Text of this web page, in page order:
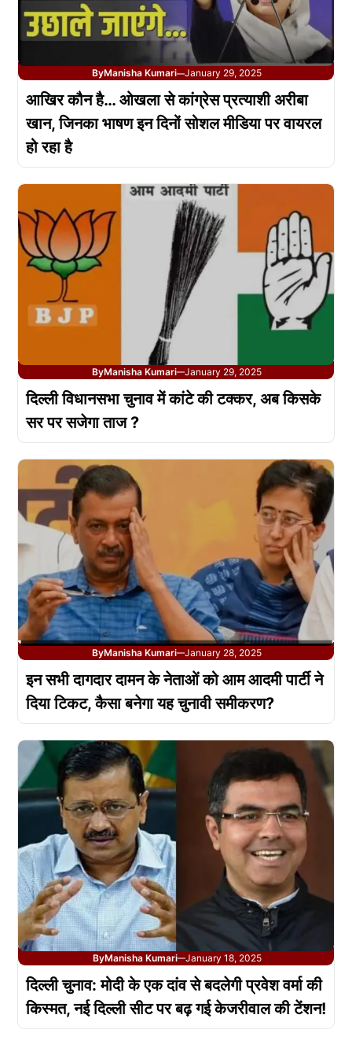
ByManisha Kumari—January 29, 2025
आखिर कौन है… ओखला से कांग्रेस प्रत्याशी अरीबा
खान, जिनका भाषण इन दिनों सोशल मीडिया पर वायरल
हो रहा है
ByManisha Kumari—January 29, 2025
दिल्ली विधानसभा चुनाव में कांटे की टक्कर, अब किसके
सर पर सजेगा ताज ?
ByManisha Kumari—January 28, 2025
इन सभी दागदार दामन के नेताओं को आम आदमी पार्टी ने
दिया टिकट, कैसा बनेगा यह चुनावी समीकरण?
ByManisha Kumari—January 18, 2025
दिल्ली चुनाव: मोदी के एक दांव से बदलेगी प्रवेश वर्मा की
किस्मत, नई दिल्ली सीट पर बढ़ गई केजरीवाल की टेंशन!